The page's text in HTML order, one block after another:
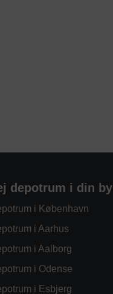
depotrum i din by
i København
i Aarhus
i Aalborg
i Odense
i Esbjerg